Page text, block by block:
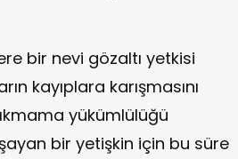
bir nevi gözaltı yetkisi
kayıplara karışmasını
yükümlülüğü
bir yetişkin için bu süre